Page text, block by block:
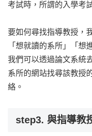
考試時，所謂的入學考
要如何尋找指導教授，
「想就讀的系所」「想
我們可以透過論文系統
系所的網站找尋該教授
絡。
step3. 與指導教